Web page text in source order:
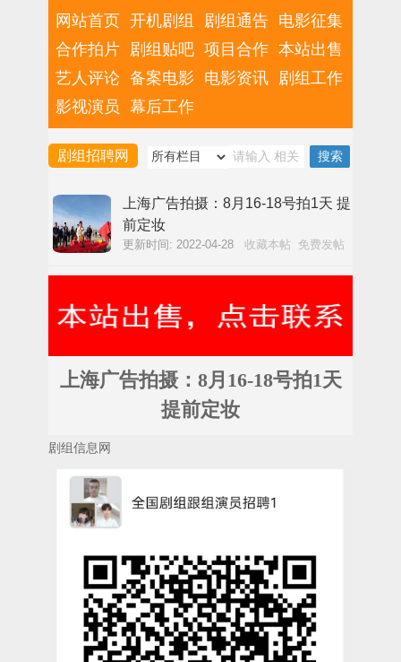
网站首页 开机剧组 剧组通告 电影征集
合作拍片 剧组贴吧 项目合作 本站出售
艺人评论 备案电影 电影资讯 剧组工作
影视演员
幕后工作
剧组招聘网
上海广告拍摄：8月16-18号拍1天 提
前定妆
更新时间: 2022-04-28 收藏本帖 免费发帖
上海广告拍摄：8月16-18号拍1天
提前定妆
剧组信息网